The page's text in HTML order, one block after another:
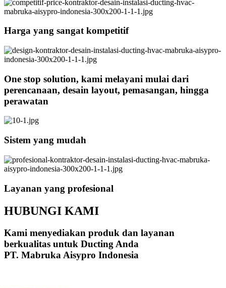
Harga yang sangat kompetitif
One stop solution, kami melayani mulai dari
perencanaan, desain layout, pemasangan, hingga
perawatan
Sistem yang mudah
Layanan yang profesional
HUBUNGI KAMI
Kami menyediakan produk dan layanan
berkualitas untuk Ducting Anda
PT. Mabruka Aisypro Indonesia